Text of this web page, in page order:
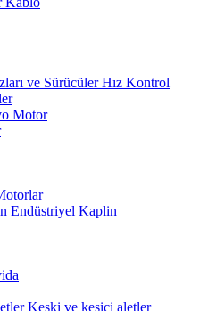
Hız Kontrol
Motor
Endüstriyel Kaplin
Keski ve kesici aletler